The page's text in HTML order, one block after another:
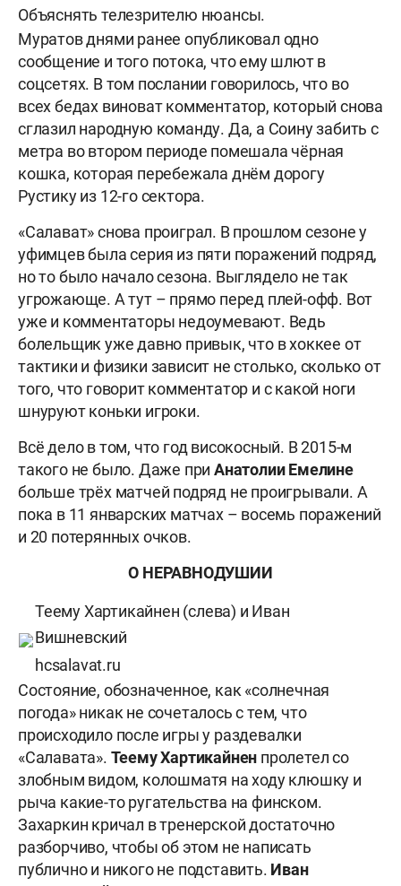
Объяснять телезрителю нюансы.
Муратов днями ранее опубликовал одно
сообщение и того потока, что ему шлют в
соцсетях. В том послании говорилось, что во
всех бедах виноват комментатор, который снова
сглазил народную команду. Да, а Соину забить с
метра во втором периоде помешала чёрная
кошка, которая перебежала днём дорогу
Рустику из 12-го сектора.
«Салават» снова проиграл. В прошлом сезоне у
уфимцев была серия из пяти поражений подряд,
но то было начало сезона. Выглядело не так
угрожающе. А тут – прямо перед плей-офф. Вот
уже и комментаторы недоумевают. Ведь
болельщик уже давно привык, что в хоккее от
тактики и физики зависит не столько, сколько от
того, что говорит комментатор и с какой ноги
шнуруют коньки игроки.
Всё дело в том, что год високосный. В 2015-м
такого не было. Даже при Анатолии Емелине
больше трёх матчей подряд не проигрывали. А
пока в 11 январских матчах – восемь поражений
и 20 потерянных очков.
О НЕРАВНОДУШИИ
Теему Хартикайнен (слева) и Иван
Вишневский
hcsalavat.ru
Состояние, обозначенное, как «солнечная
погода» никак не сочеталось с тем, что
происходило после игры у раздевалки
«Салавата». Теему Хартикайнен пролетел со
злобным видом, колошматя на ходу клюшку и
рыча какие-то ругательства на финском.
Захаркин кричал в тренерской достаточно
разборчиво, чтобы об этом не написать
публично и никого не подставить. Иван